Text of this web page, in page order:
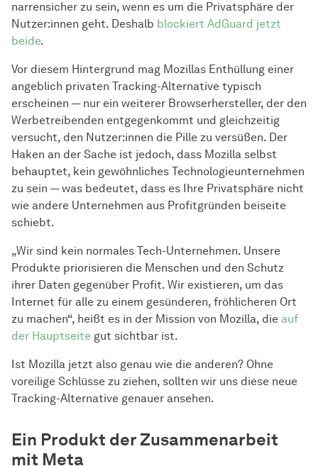
narrensicher zu sein, wenn es um die Privatsphäre der
Nutzer:innen geht. Deshalb blockiert AdGuard jetzt
beide.
Vor diesem Hintergrund mag Mozillas Enthüllung einer
angeblich privaten Tracking-Alternative typisch
erscheinen — nur ein weiterer Browserhersteller, der den
Werbetreibenden entgegenkommt und gleichzeitig
versucht, den Nutzer:innen die Pille zu versüßen. Der
Haken an der Sache ist jedoch, dass Mozilla selbst
behauptet, kein gewöhnliches Technologieunternehmen
zu sein — was bedeutet, dass es Ihre Privatsphäre nicht
wie andere Unternehmen aus Profitgründen beiseite
schiebt.
„Wir sind kein normales Tech-Unternehmen. Unsere
Produkte priorisieren die Menschen und den Schutz
ihrer Daten gegenüber Profit. Wir existieren, um das
Internet für alle zu einem gesünderen, fröhlicheren Ort
zu machen“, heißt es in der Mission von Mozilla, die auf
der Hauptseite gut sichtbar ist.
Ist Mozilla jetzt also genau wie die anderen? Ohne
voreilige Schlüsse zu ziehen, sollten wir uns diese neue
Tracking-Alternative genauer ansehen.
Ein Produkt der Zusammenarbeit
mit Meta